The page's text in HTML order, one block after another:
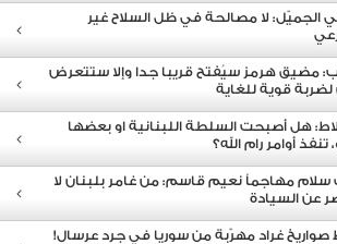
الجميّل: لا مصالحة في ظل السلاح غير
مضيق هرمز سيُفتح قريبا جدا وإلا ستتعرض
لضربة قوية للغاية
هل أصبحت السلطة اللبنانية او بعضها
تنفذ أوامر رام الله؟
سلام مهاجماً نعيم قاسم: من غامر بلبنان لا
عن السيادة
غراد مهرّبة من سوريا في جرد عرسال!